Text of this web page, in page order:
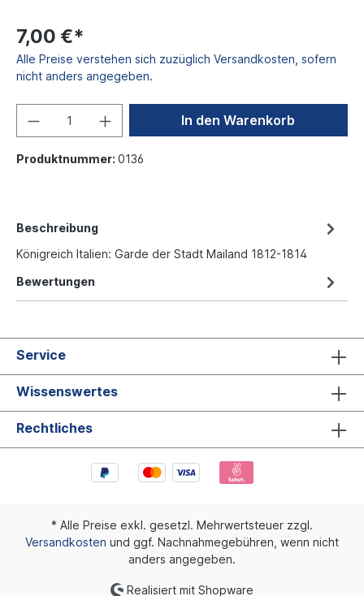
7,00 €*
Alle Preise verstehen sich zuzüglich Versandkosten, sofern
nicht anders angegeben.
In den Warenkorb
Produktnummer: 0136
Beschreibung
Königreich Italien: Garde der Stadt Mailand 1812-1814
Bewertungen
Service
Wissenswertes
Rechtliches
* Alle Preise exkl. gesetzl. Mehrwertsteuer zzgl.
Versandkosten und ggf. Nachnahmegebühren, wenn nicht
anders angegeben.
Realisiert mit Shopware